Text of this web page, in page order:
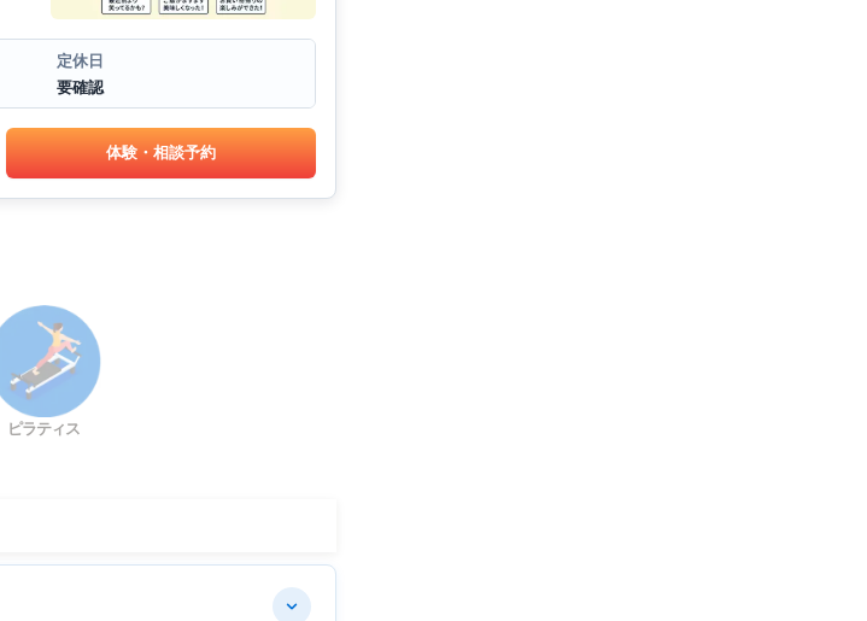
定休日
要確認
体験・相談予約
ピラティス